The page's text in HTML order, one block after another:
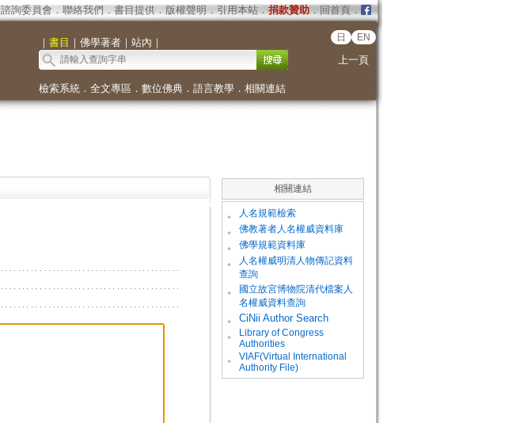
諮詢委員會． 聯絡我們 ． 書目提供． 版權聲明 ． 引用本站． 捐款贊助．回首頁．
｜ 書目 ｜ 佛學著者｜ 站內 ｜ 日 EN
上一頁
檢索系統． 全文專區 ． 數位佛典． 語言教學． 相關連結
相關連結
。 人名規範檢索
。 佛教著者人名權威資料庫
。 佛學規範資料庫
。
人名權威明清人物傳記資料
查詢
。
國立故宮博物院清代檔案人
名權威資料查詢
。
CiNii Author Search
。
Library of Congress
Authorities
。
VIAF(Virtual International
Authority File)